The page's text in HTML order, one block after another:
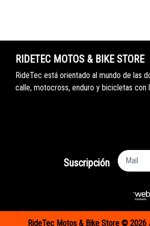
RIDETEC MOTOS & BIKE STORE
RideTec está orientado al mundo de las
calle, motocross, enduro y bicicletas con
Suscripción
RideTec Motos & Bike Store © 2026